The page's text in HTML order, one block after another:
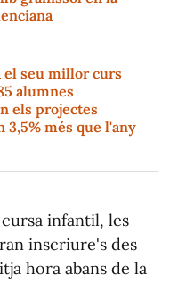
el seu millor curs
alumnes
els projectes
3,5% més que l'any
cursa infantil, les
inscriure's des
hora abans de la